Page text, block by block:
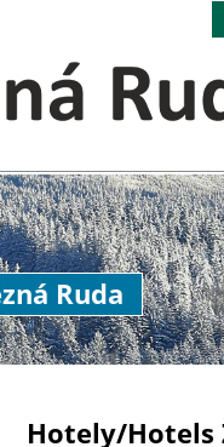
Ruda
Hotely/Hotels